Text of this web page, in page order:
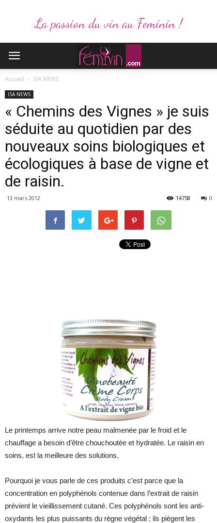
La passion du vin au Feminin !
Accueil ISA NEWS
ISA NEWS
« Chemins des Vignes » je suis
séduite au quotidien par des
nouveaux soins biologiques et
écologiques à base de vigne et
de raisin.
13 mars 2012 0
14758
Le printemps arrive notre peau malmenée par le froid et le
chauffage a besoin d’être chouchoutée et hydratée. Le raisin en
soins, est la meilleure des solutions.
Pourquoi je vous parle de ces produits c’est parce que la
concentration en polyphénols contenue dans l’extrait de raisin
prévient le vieillissement cutané. Ces polyphénols sont les anti-
oxydants les plus puissants du règne végétal : ils piègent les